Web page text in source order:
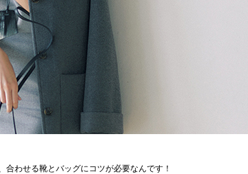
わせる靴とバッグにコツが必要なんです！